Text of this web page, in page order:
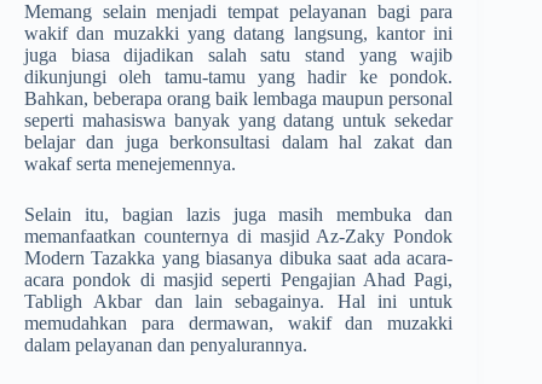
Memang selain menjadi tempat pelayanan bagi para
wakif dan muzakki yang datang langsung, kantor ini
juga biasa dijadikan salah satu stand yang wajib
dikunjungi oleh tamu-tamu yang hadir ke pondok.
Bahkan, beberapa orang baik lembaga maupun personal
seperti mahasiswa banyak yang datang untuk sekedar
belajar dan juga berkonsultasi dalam hal zakat dan
wakaf serta menejemennya.
Selain itu, bagian lazis juga masih membuka dan
memanfaatkan counternya di masjid Az-Zaky Pondok
Modern Tazakka yang biasanya dibuka saat ada acara-
acara pondok di masjid seperti Pengajian Ahad Pagi,
Tabligh Akbar dan lain sebagainya. Hal ini untuk
memudahkan para dermawan, wakif dan muzakki
dalam pelayanan dan penyalurannya.